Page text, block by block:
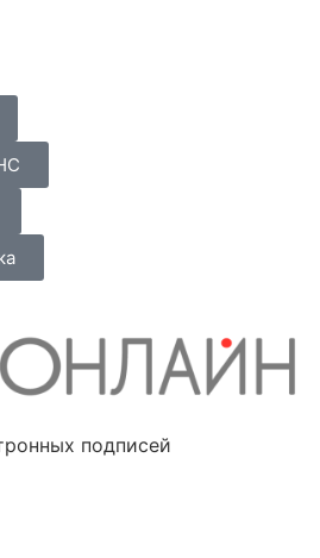
подписей